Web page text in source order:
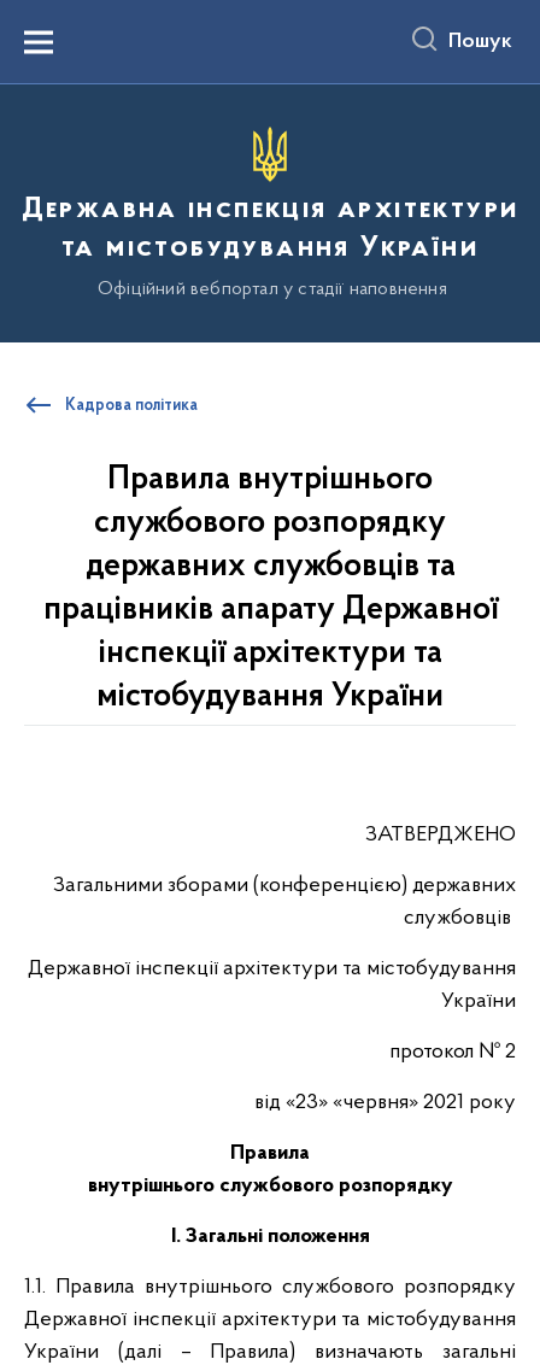
вмістуMenu Пошук
Державна інспекція архітектури
та містобудування України
Офіційний вебпортал у стадії наповнення
Кадрова політика
Правила внутрішнього
службового розпорядку
державних службовців та
працівників апарату Державної
інспекції архітектури та
містобудування України
ЗАТВЕРДЖЕНО
Загальними зборами (конференцією) державних
службовців
Державної інспекції архітектури та містобудування
України
протокол № 2
від «23» «червня» 2021 року
Правила
внутрішнього службового розпорядку
І. Загальні положення
1.1. Правила внутрішнього службового розпорядку
Державної інспекції архітектури та містобудування
України (далі – Правила) визначають загальні